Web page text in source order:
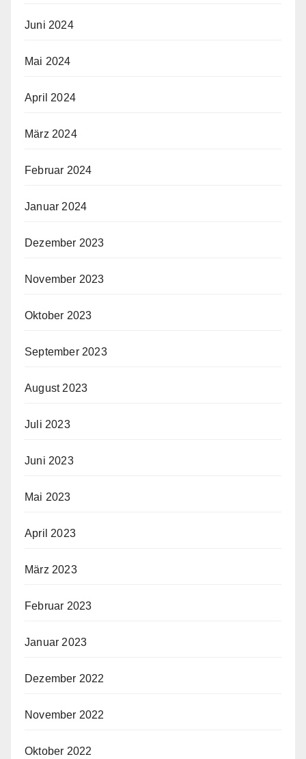
Juni 2024
Mai 2024
April 2024
März 2024
Februar 2024
Januar 2024
Dezember 2023
November 2023
Oktober 2023
September 2023
August 2023
Juli 2023
Juni 2023
Mai 2023
April 2023
März 2023
Februar 2023
Januar 2023
Dezember 2022
November 2022
Oktober 2022